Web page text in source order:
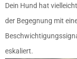
Dein Hund hat
der Begegnung mit
eskaliert.